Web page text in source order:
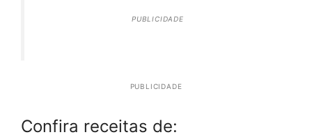
PUBLICIDADE
PUBLICIDADE
Confira receitas de: